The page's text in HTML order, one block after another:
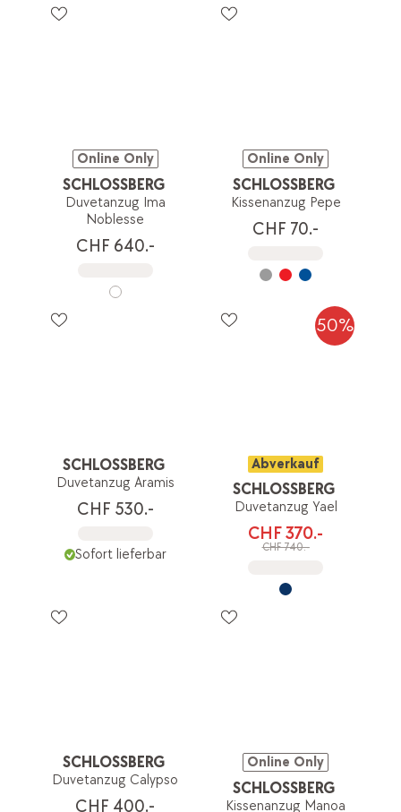
Online Only
SCHLOSSBERG
Duvetanzug Ima
Noblesse
CHF 640.-
Online Only
SCHLOSSBERG
Kissenanzug Pepe
CHF 70.-
SCHLOSSBERG
Duvetanzug Aramis
CHF 530.-
Sofort lieferbar
50%
Abverkauf
SCHLOSSBERG
Duvetanzug Yael
CHF 370.-
CHF 740.-
SCHLOSSBERG
Duvetanzug Calypso
CHF 400.-
Online Only
SCHLOSSBERG
Kissenanzug Manoa